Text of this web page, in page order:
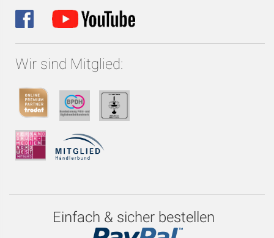
Wir sind Mitglied:
Einfach & sicher bestellen